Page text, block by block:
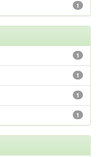
1
1
1
1
1